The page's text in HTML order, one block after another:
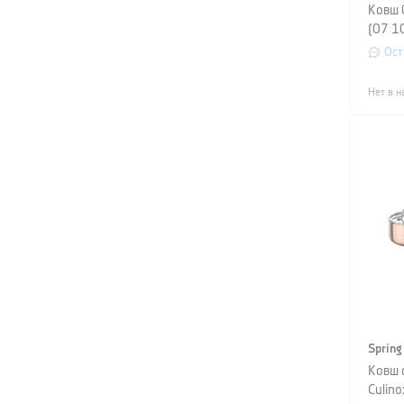
Ковш
(07
Нет в
Spring
Ковш